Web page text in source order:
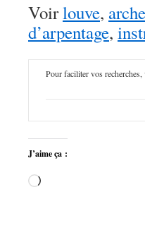
Voirlouve,
d’arpentage,
Pour faciliter vos
J’aime ça :
Chargement…